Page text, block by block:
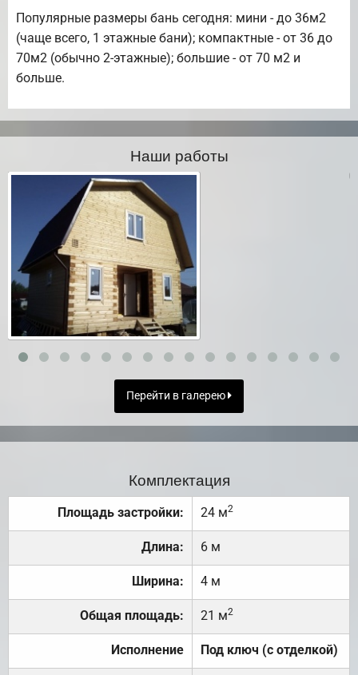
Популярные размеры бань сегодня: мини - до 36м2
(чаще всего, 1 этажные бани); компактные - от 36 до
70м2 (обычно 2-этажные); большие - от 70 м2 и
больше.
Наши работы
Перейти в галерею
Комплектация
Площадь застройки: 24 м2
Длина: 6 м
Ширина: 4 м
Общая площадь: 21 м2
Исполнение Под ключ (с отделкой)